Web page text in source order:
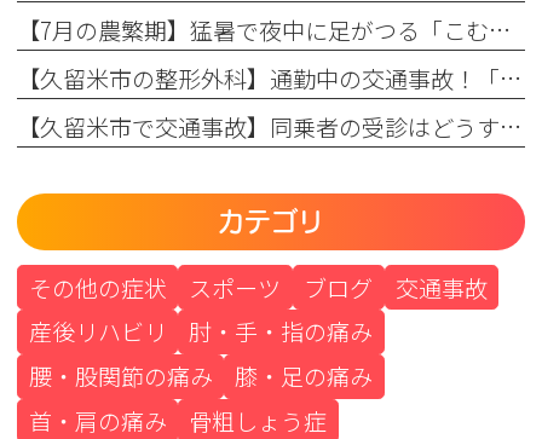
【7月の農繁期】猛暑で夜中に足がつる「こむら返り」に悩む方へ！整形外科医が教える原因と対策
【久留米市の整形外科】通勤中の交通事故！「通勤労災」と自賠責保険の違いを整形外科専門医が解説
【久留米市で交通事故】同乗者の受診はどうする？助手席・後部座席の方も一緒に整形外科（病院）へ！
カテゴリ
その他の症状 スポーツ ブログ
交通事故
産後リハビリ
肘・手・指の痛み
腰・股関節の痛み
膝・足の痛み
首・肩の痛み
骨粗しょう症